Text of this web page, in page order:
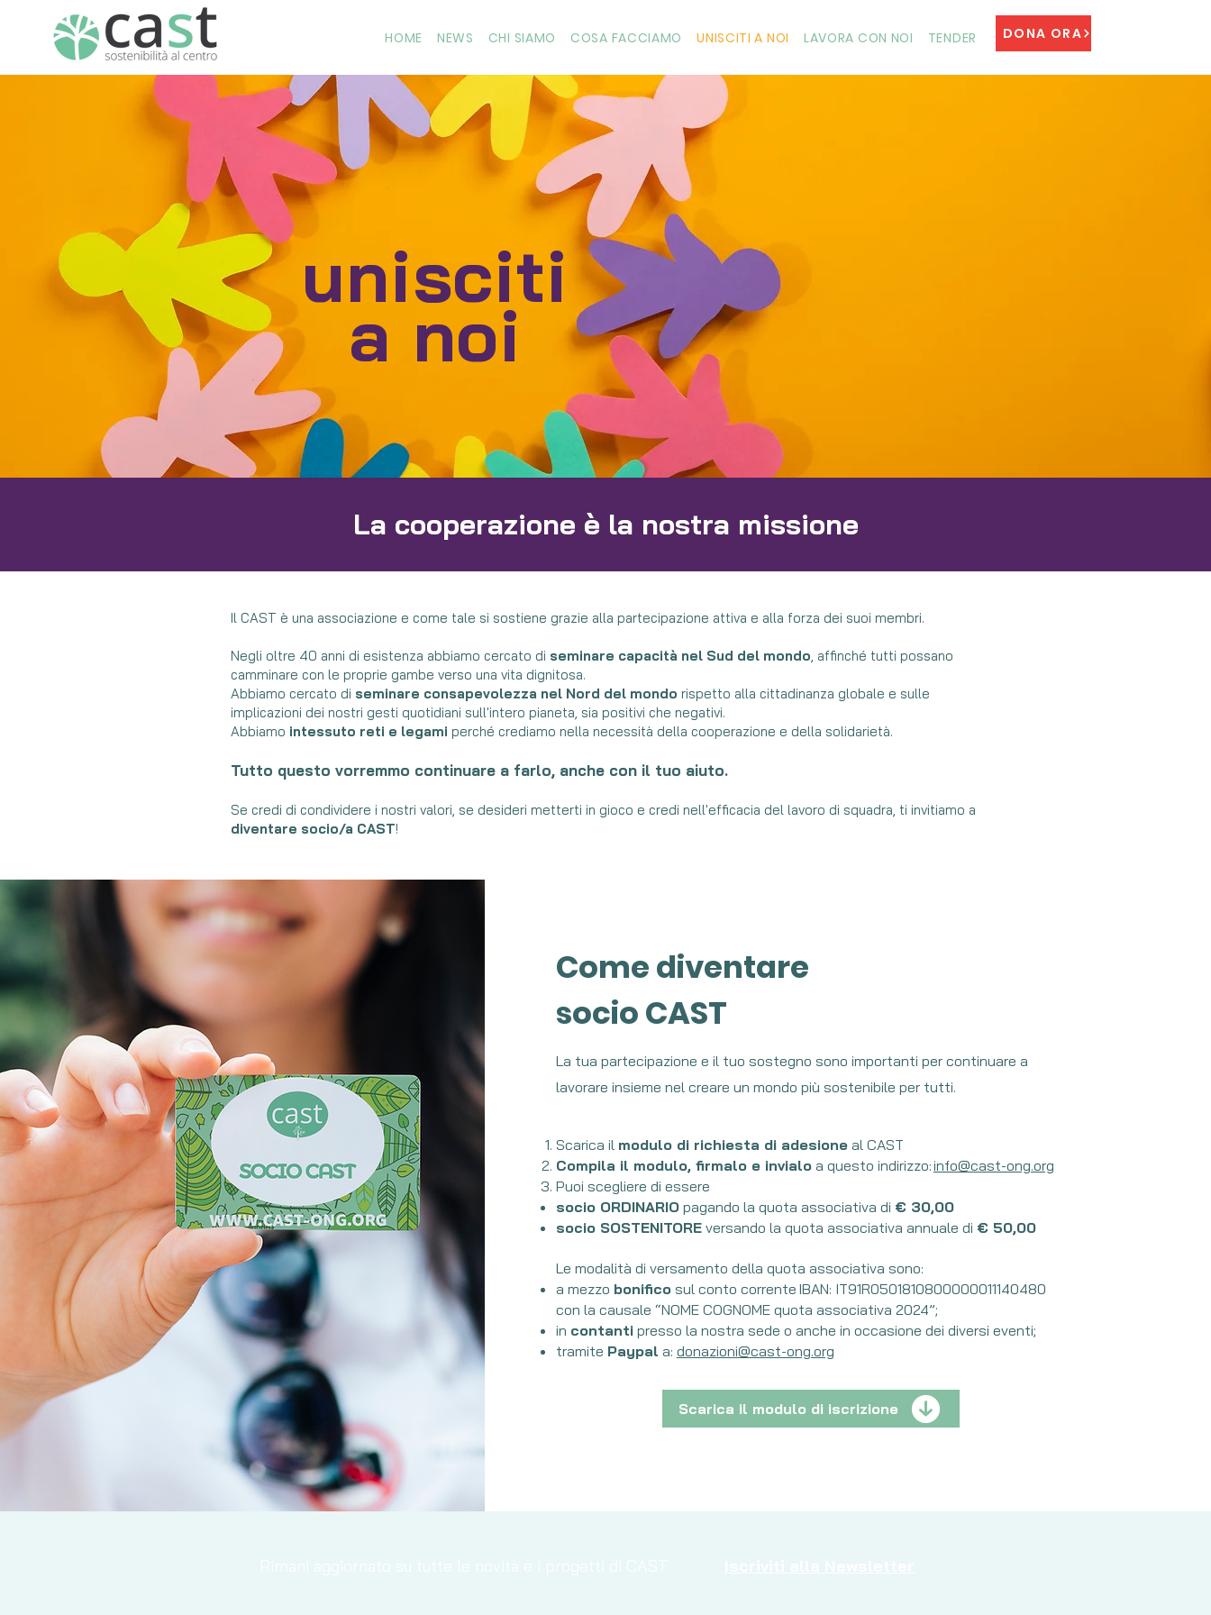
HOME NEWS CHI SIAMO COSA FACCIAMO UNISCITI A NOI LAVORA CON NOI TENDER DONA ORA
unisciti
a noi
La cooperazione è la nostra missione
Il CAST è una associazione e come tale si sostiene grazie alla partecipazione attiva e alla forza dei suoi membri.
Negli oltre 40 anni di esistenza abbiamo cercato di seminare capacità nel Sud del mondo, affinché tutti possano
camminare con le proprie gambe verso una vita dignitosa.
Abbiamo cercato di seminare consapevolezza nel Nord del mondo rispetto alla cittadinanza globale e sulle
implicazioni dei nostri gesti quotidiani sull'intero pianeta, sia positivi che negativi.
Abbiamo intessuto reti e legami perché crediamo nella necessità della cooperazione e della solidarietà.
Tutto questo vorremmo continuare a farlo, anche con il tuo aiuto.
Se credi di condividere i nostri valori, se desideri metterti in gioco e credi nell'efficacia del lavoro di squadra, ti invitiamo a
diventare socio/a CAST!
Come diventare
socio CAST
La tua partecipazione e il tuo sostegno sono importanti per continuare a
lavorare insieme nel creare un mondo più sostenibile per tutti.
Scarica il modulo di richiesta di adesioneal CAST
Compila il modulo, firmalo e invialoa questo indirizzo:info@cast-ong.org
Puoi scegliere di essere
socio ORDINARIOpagando la quota associativa di € 30,00
socio SOSTENITOREversando la quota associativa annuale di € 50,00
Le modalità di versamento della quota associativa sono:
a mezzo bonificosul conto corrente IBAN: IT91R0501810800000011140480
con la causale “NOME COGNOME quota associativa 2024”;
in contantipresso la nostra sede o anche in occasione dei diversi eventi;
tramite Paypal a: donazioni@cast-ong.org
Scarica il modulo di iscrizione